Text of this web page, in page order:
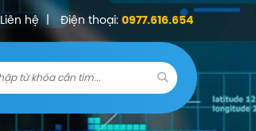
Liên hệ | Điện thoại:0977.616.654